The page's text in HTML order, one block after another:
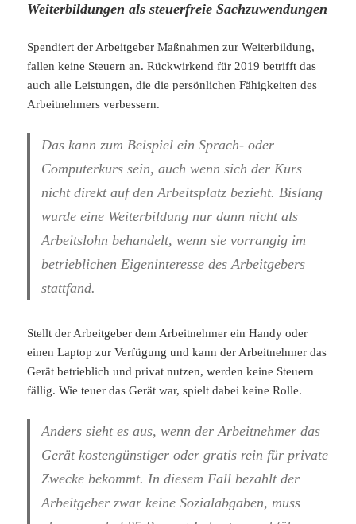
Weiterbildungen als steuerfreie Sachzuwendungen
Spendiert der Arbeitgeber Maßnahmen zur Weiterbildung,
fallen keine Steuern an. Rückwirkend für 2019 betrifft das
auch alle Leistungen, die die persönlichen Fähigkeiten des
Arbeitnehmers verbessern.
Das kann zum Beispiel ein Sprach- oder
Computerkurs sein, auch wenn sich der Kurs
nicht direkt auf den Arbeitsplatz bezieht. Bislang
wurde eine Weiterbildung nur dann nicht als
Arbeitslohn behandelt, wenn sie vorrangig im
betrieblichen Eigeninteresse des Arbeitgebers
stattfand.
Stellt der Arbeitgeber dem Arbeitnehmer ein Handy oder
einen Laptop zur Verfügung und kann der Arbeitnehmer das
Gerät betrieblich und privat nutzen, werden keine Steuern
fällig. Wie teuer das Gerät war, spielt dabei keine Rolle.
Anders sieht es aus, wenn der Arbeitnehmer das
Gerät kostengünstiger oder gratis rein für private
Zwecke bekommt. In diesem Fall bezahlt der
Arbeitgeber zwar keine Sozialabgaben, muss